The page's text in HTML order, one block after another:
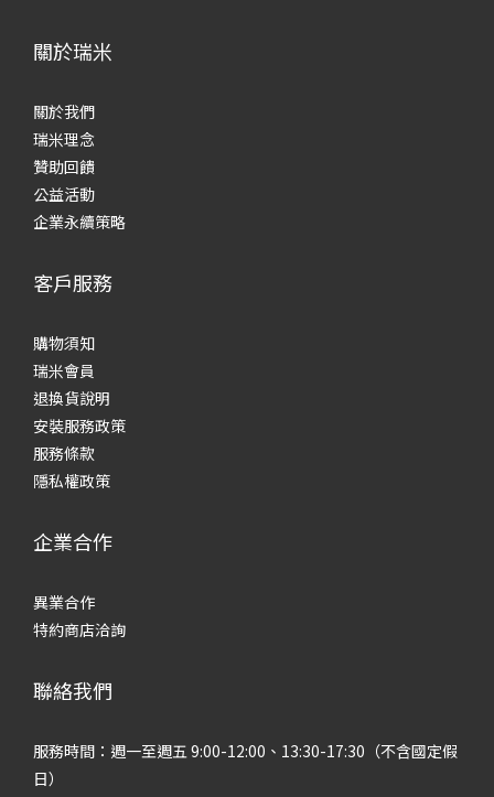
關於瑞米
關於我們
瑞米理念
贊助回饋
公益活動
企業永續策略
客戶服務
購物須知
瑞米會員
退換貨說明
安裝服務政策
服務條款
隱私權政策
企業合作
異業合作
特約商店洽詢
聯絡我們
服務時間：週一至週五 9:00-12:00、13:30-17:30（不含國定假
日）